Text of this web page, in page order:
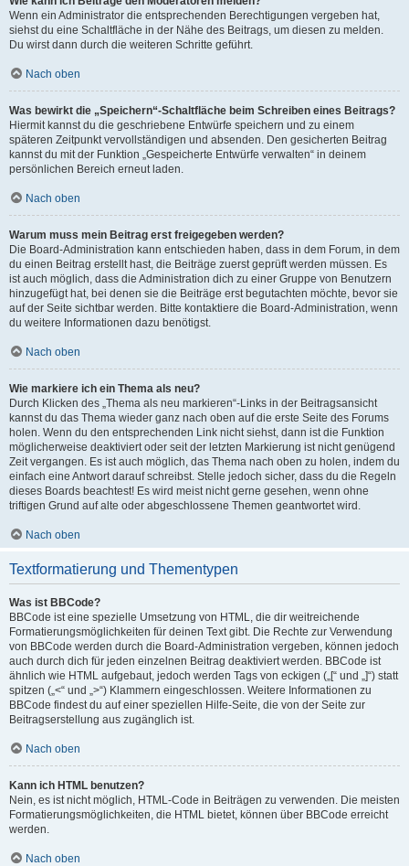
Wenn ein Administrator die entsprechenden Berechtigungen vergeben hat,
siehst du eine Schaltfläche in der Nähe des Beitrags, um diesen zu melden.
Du wirst dann durch die weiteren Schritte geführt.
Nach oben
Was bewirkt die „Speichern“-Schaltfläche beim Schreiben eines Beitrags?
Hiermit kannst du die geschriebene Entwürfe speichern und zu einem
späteren Zeitpunkt vervollständigen und absenden. Den gesicherten Beitrag
kannst du mit der Funktion „Gespeicherte Entwürfe verwalten“ in deinem
persönlichen Bereich erneut laden.
Nach oben
Warum muss mein Beitrag erst freigegeben werden?
Die Board-Administration kann entschieden haben, dass in dem Forum, in dem
du einen Beitrag erstellt hast, die Beiträge zuerst geprüft werden müssen. Es
ist auch möglich, dass die Administration dich zu einer Gruppe von Benutzern
hinzugefügt hat, bei denen sie die Beiträge erst begutachten möchte, bevor sie
auf der Seite sichtbar werden. Bitte kontaktiere die Board-Administration, wenn
du weitere Informationen dazu benötigst.
Nach oben
Wie markiere ich ein Thema als neu?
Durch Klicken des „Thema als neu markieren“-Links in der Beitragsansicht
kannst du das Thema wieder ganz nach oben auf die erste Seite des Forums
holen. Wenn du den entsprechenden Link nicht siehst, dann ist die Funktion
möglicherweise deaktiviert oder seit der letzten Markierung ist nicht genügend
Zeit vergangen. Es ist auch möglich, das Thema nach oben zu holen, indem du
einfach eine Antwort darauf schreibst. Stelle jedoch sicher, dass du die Regeln
dieses Boards beachtest! Es wird meist nicht gerne gesehen, wenn ohne
triftigen Grund auf alte oder abgeschlossene Themen geantwortet wird.
Nach oben
Textformatierung und Thementypen
Was ist BBCode?
BBCode ist eine spezielle Umsetzung von HTML, die dir weitreichende
Formatierungsmöglichkeiten für deinen Text gibt. Die Rechte zur Verwendung
von BBCode werden durch die Board-Administration vergeben, können jedoch
auch durch dich für jeden einzelnen Beitrag deaktiviert werden. BBCode ist
ähnlich wie HTML aufgebaut, jedoch werden Tags von eckigen („[“ und „]“) statt
spitzen („<“ und „>“) Klammern eingeschlossen. Weitere Informationen zu
BBCode findest du auf einer speziellen Hilfe-Seite, die von der Seite zur
Beitragserstellung aus zugänglich ist.
Nach oben
Kann ich HTML benutzen?
Nein, es ist nicht möglich, HTML-Code in Beiträgen zu verwenden. Die meisten
Formatierungsmöglichkeiten, die HTML bietet, können über BBCode erreicht
werden.
Nach oben